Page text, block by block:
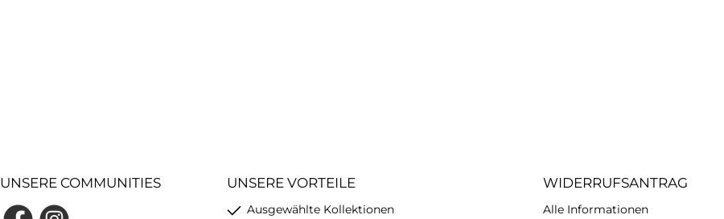
UNSERE COMMUNITIES UNSERE VORTEILE
Ausgewählte Kollektionen
WIDERRUFSANTRAG
Alle Informationen